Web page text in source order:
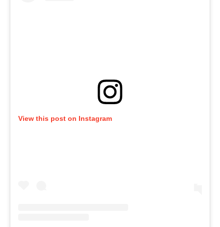
View this post on Instagram